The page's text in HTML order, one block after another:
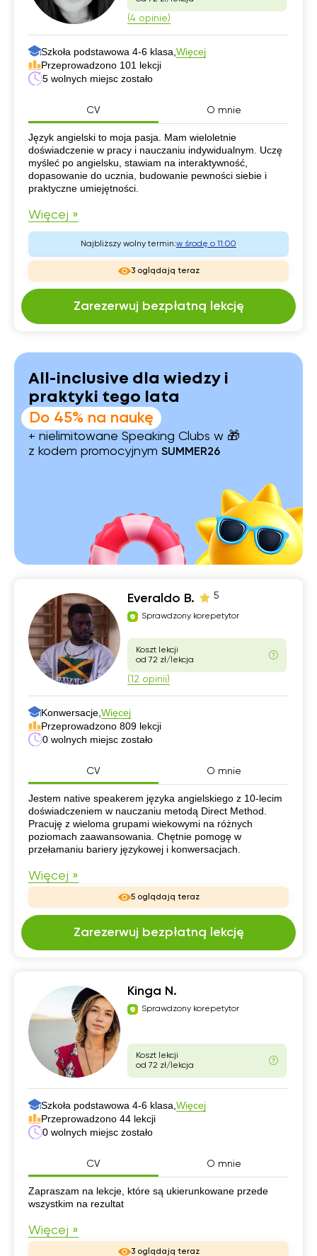
(4 opinie)
Szkoła podstawowa 4-6 klasa, Więcej
Przeprowadzono 101 lekcji
5 wolnych miejsc zostało
CV O mnie
CV
Język angielski to moja pasja. Mam wieloletnie
doświadczenie w pracy i nauczaniu indywidualnym. Uczę
myśleć po angielsku, stawiam na interaktywność,
dopasowanie do ucznia, budowanie pewności siebie i
praktyczne umiejętności.
Więcej »
Najbliższy wolny termin:w środę o 11:00
3 oglądają teraz
Zarezerwuj bezpłatną lekcję
All-inclusive dla wiedzy i
praktyki tego lata
Do 45% na naukę
+ nielimitowane Speaking Clubs w 🎁
z kodem promocyjnym SUMMER26
Everaldo B. 5
Sprawdzony korepetytor
Koszt lekcji
od 72 zł/lekcja
(12 opinii)
Konwersacje, Więcej
Przeprowadzono 809 lekcji
0 wolnych miejsc zostało
CV O mnie
CV
Jestem native speakerem języka angielskiego z 10-lecim
doświadczeniem w nauczaniu metodą Direct Method.
Pracuję z wieloma grupami wiekowymi na różnych
poziomach zaawansowania. Chętnie pomogę w
przełamaniu bariery językowej i konwersacjach.
Więcej »
5 oglądają teraz
Zarezerwuj bezpłatną lekcję
Kinga N.
Sprawdzony korepetytor
Koszt lekcji
od 72 zł/lekcja
Szkoła podstawowa 4-6 klasa, Więcej
Przeprowadzono 44 lekcji
0 wolnych miejsc zostało
CV O mnie
CV
Zapraszam na lekcje, które są ukierunkowane przede
wszystkim na rezultat
Więcej »
3 oglądają teraz